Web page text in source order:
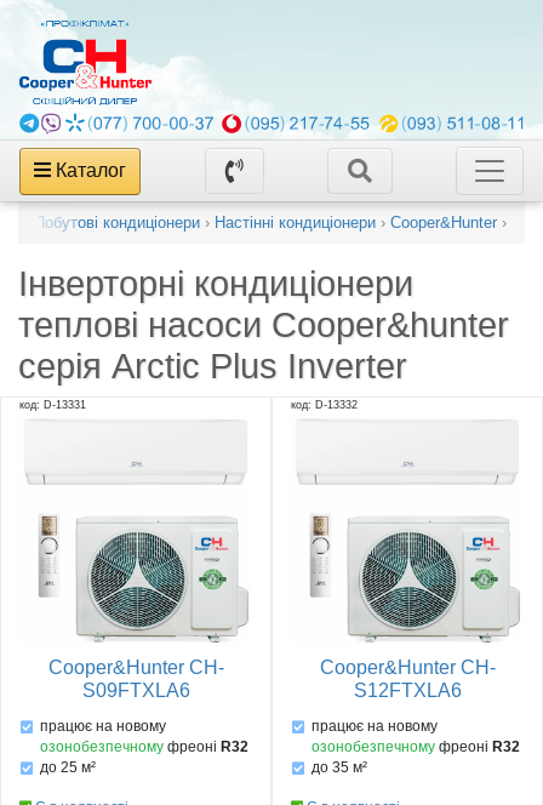
Каталог
Побутові кондиціонери › Настінні кондиціонери › Cooper&Hunter ›
Інверторні кондиціонери
теплові насоси Cooper&hunter
серія Arctic Plus Inverter
код: D-13331
Cooper&Hunter CH-
S09FTXLA6
працює на новому
озонобезпечномуфреоні R32
до 25 м²
код: D-13332
Cooper&Hunter CH-
S12FTXLA6
працює на новому
озонобезпечномуфреоні R32
до 35 м²